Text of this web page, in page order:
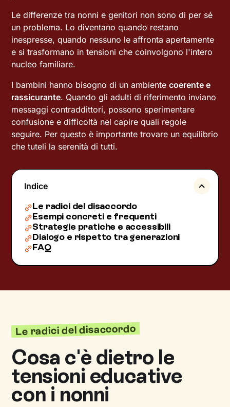
Le differenze tra nonni e genitori non sono di per sé
un problema. Lo diventano quando restano
inespresse, quando nessuno le affronta apertamente
e si trasformano in tensioni che coinvolgono l'intero
nucleo familiare.
I bambini hanno bisogno di un ambientecoerente e
rassicurante. Quando gli adulti di riferimento inviano
messaggi contraddittori, possono sperimentare
confusione e difficoltà nel capire quali regole
seguire. Per questo è importante trovare un equilibrio
che tuteli la serenità di tutti.
Indice
Le radici del disaccordo
Esempi concreti e frequenti
Strategie pratiche e accessibili
Dialogo e rispetto tra generazioni
FAQ
Le radici del disaccordo
Cosa c'è dietro le
tensioni educative
con i nonni